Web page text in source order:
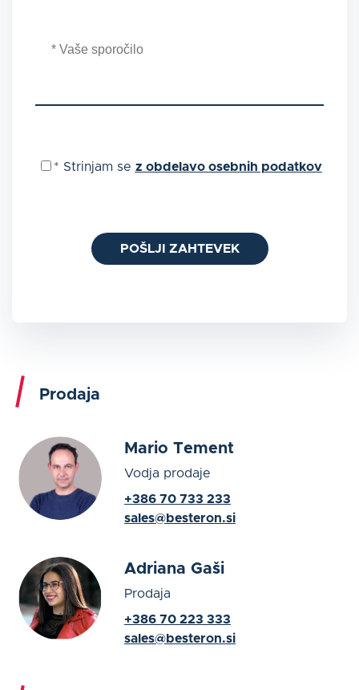
* Strinjam se z obdelavo osebnih podatkov
POŠLJI ZAHTEVEK
Prodaja
Mario Tement
Vodja prodaje
+386 70 733 233
sales@besteron.si
Adriana Gaši
Prodaja
+386 70 223 333
sales@besteron.si